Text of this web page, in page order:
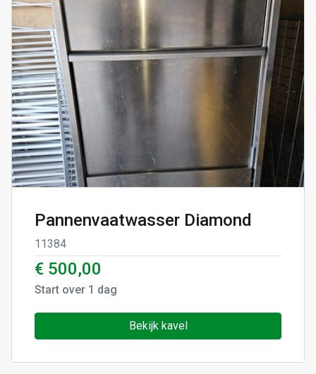
Pannenvaatwasser Diamond
11384
€ 500,00
Start over 1 dag
Bekijk kavel